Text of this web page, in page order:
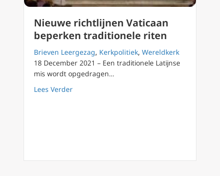
Nieuwe richtlijnen Vaticaan
beperken traditionele riten
Brieven Leergezag, Kerkpolitiek, Wereldkerk
18 December 2021 – Een traditionele Latijnse
mis wordt opgedragen…
Lees Verderabout Nieuwe richtlijnen Vaticaan